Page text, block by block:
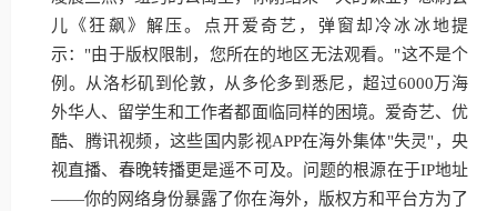
儿《狂飙》解压。点开爱奇艺，弹窗却冷冰冰地提
示："由于版权限制，您所在的地区无法观看。"这不是个
例。从洛杉矶到伦敦，从多伦多到悉尼，超过6000万海
外华人、留学生和工作者都面临同样的困境。爱奇艺、优
酷、腾讯视频，这些国内影视APP在海外集体"失灵"，央
视直播、春晚转播更是遥不可及。问题的根源在于IP地址
——你的网络身份暴露了你在海外，版权方和平台方为了